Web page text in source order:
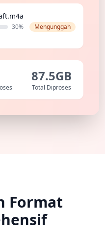
30%
Mengunggah
87.5GB
Total Diproses
Format